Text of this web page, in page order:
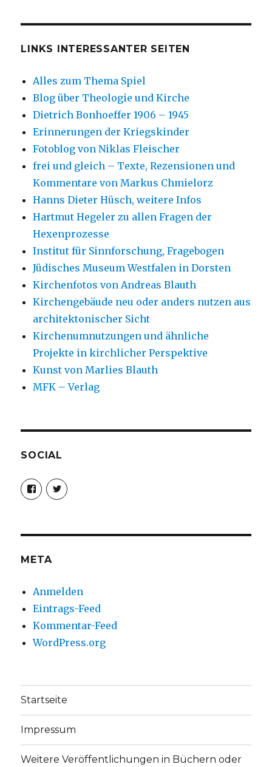
LINKS INTERESSANTER SEITEN
Alles zum Thema Spiel
Blog über Theologie und Kirche
Dietrich Bonhoeffer 1906 – 1945
Erinnerungen der Kriegskinder
Fotoblog von Niklas Fleischer
frei und gleich – Texte, Rezensionen und
Kommentare von Markus Chmielorz
Hanns Dieter Hüsch, weitere Infos
Hartmut Hegeler zu allen Fragen der
Hexenprozesse
Institut für Sinnforschung, Fragebogen
Jüdisches Museum Westfalen in Dorsten
Kirchenfotos von Andreas Blauth
Kirchengebäude neu oder anders nutzen aus
architektonischer Sicht
Kirchenumnutzungen und ähnliche
Projekte in kirchlicher Perspektive
Kunst von Marlies Blauth
MFK – Verlag
SOCIAL
Profil
von
christoph.fleischer1
anzeigen
Profil
von
anzeigen
META
Anmelden
Eintrags-Feed
Kommentar-Feed
WordPress.org
Startseite
Impressum
Weitere Veröffentlichungen in Büchern oder